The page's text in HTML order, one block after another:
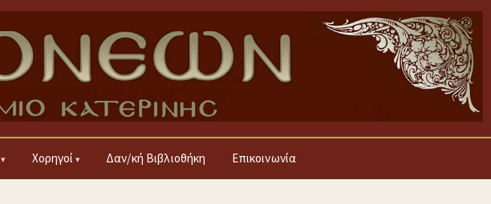
Χορηγοί Δαν/κή Βιβλιοθήκη Επικοινωνία